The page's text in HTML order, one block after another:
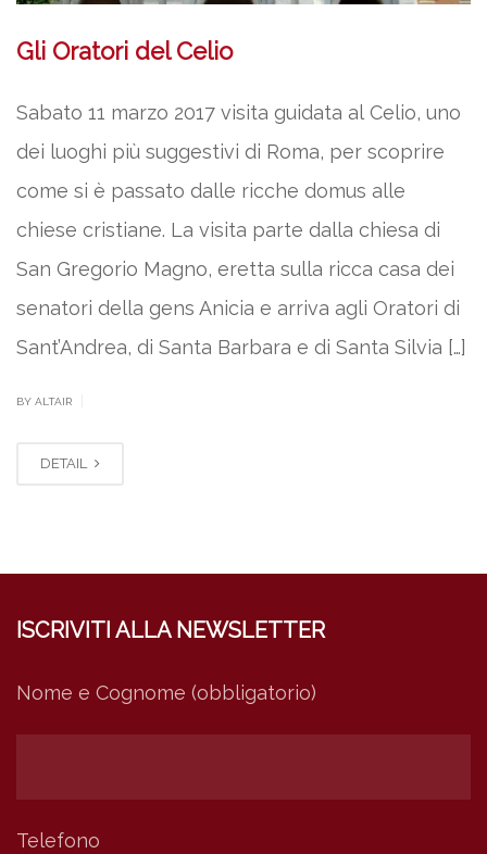
Gli Oratori del Celio
Sabato 11 marzo 2017 visita guidata al Celio, uno
dei luoghi più suggestivi di Roma, per scoprire
come si è passato dalle ricche domus alle
chiese cristiane. La visita parte dalla chiesa di
San Gregorio Magno, eretta sulla ricca casa dei
senatori della gens Anicia e arriva agli Oratori di
Sant’Andrea, di Santa Barbara e di Santa Silvia […]
BY ALTAIR
DETAIL
ISCRIVITI ALLA NEWSLETTER
Nome e Cognome (obbligatorio)
Telefono